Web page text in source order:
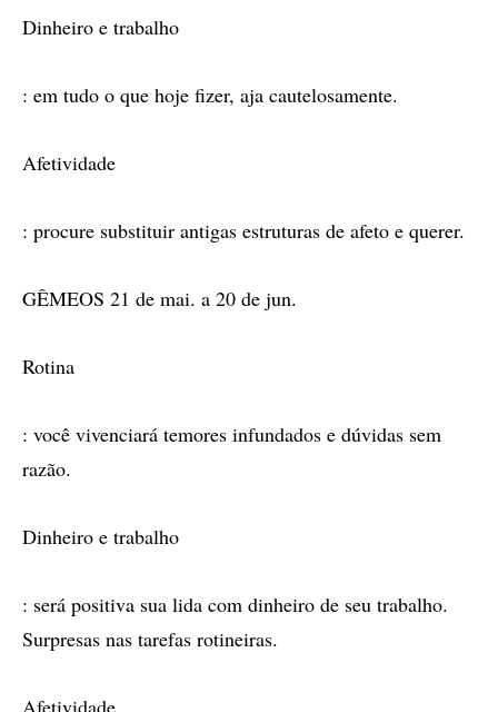
Dinheiro e trabalho
: em tudo o que hoje fizer, aja cautelosamente.
Afetividade
: procure substituir antigas estruturas de afeto e querer.
GÊMEOS 21 de mai. a 20 de jun.
Rotina
: você vivenciará temores infundados e dúvidas sem
razão.
Dinheiro e trabalho
: será positiva sua lida com dinheiro de seu trabalho.
Surpresas nas tarefas rotineiras.
Afetividade